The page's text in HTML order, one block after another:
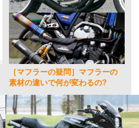
［マフラーの疑問］マフラーの
素材の違いで何が変わるの?